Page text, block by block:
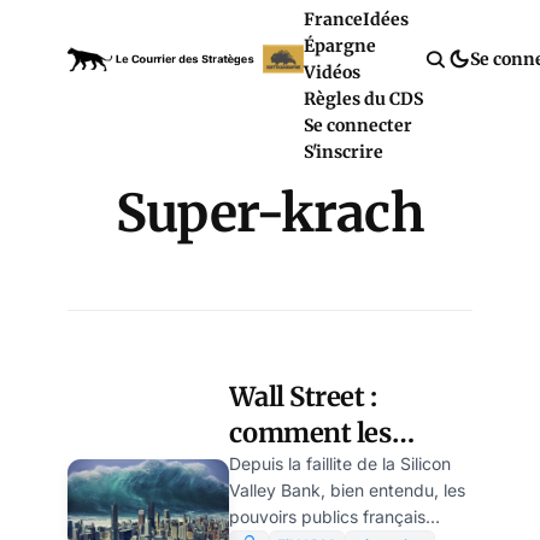
FranceIdées
Épargne
Vidéos
Règles du CDS
Se connecter
S'inscrire
Se
Super-krach
Wall Street :
comment les
craintes de super-
krach financier se
Depuis la faillite de la Silicon
Valley Bank, bien entendu, les
pouvoirs publics français